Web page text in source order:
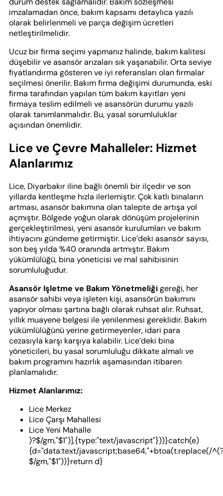
imzalamadan önce, bakım kapsamı detaylıca yazılı
olarak belirlenmeli ve parça değişim ücretleri
netleştirilmelidir.
Ucuz bir firma seçimi yapmanız halinde, bakım kalitesi
düşebilir ve asansör arızaları sık yaşanabilir. Orta seviye
fiyatlandırma gösteren ve iyi referansları olan firmalar
seçilmesi önerilir. Bakım firma değişimi durumunda, eski
firma tarafından yapılan tüm bakım kayıtları yeni
firmaya teslim edilmeli ve asansörün durumu yazılı
olarak tanımlanmalıdır. Bu, yasal sorumluluklar
açısından önemlidir.
Lice ve Çevre Mahalleler: Hizmet
Alanlarımız
Lice, Diyarbakır iline bağlı önemli bir ilçedir ve son
yıllarda kentleşme hızla ilerlemiştir. Çok katlı binaların
artması, asansör bakımına olan talepte de artışa yol
açmıştır. Bölgede yoğun olarak dönüşüm projelerinin
gerçekleştirilmesi, yeni asansör kurulumları ve bakım
ihtiyacını gündeme getirmiştir. Lice’deki asansör sayısı,
son beş yılda %40 oranında artmıştır. Bakım
yükümlülüğü, bina yöneticisi ve mal sahibisinin
sorumluluğudur.
Asansör Işletme ve Bakım Yönetmeliğigereği, her
asansör sahibi veya işleten kişi, asansörün bakımını
yapıyor olması şartına bağlı olarak ruhsat alır. Ruhsat,
yıllık muayene belgesi ile yenilenmesi gereklidir. Bakım
yükümlülüğünü yerine getirmeyenler, idari para
cezasıyla karşı karşıya kalabilir. Lice’deki bina
yöneticileri, bu yasal sorumluluğu dikkate almalı ve
bakım programını hazırlık aşamasından itibaren
planlamalıdır.
Hizmet Alanlarımız:
Lice Merkez
Lice Çarşı Mahallesi
Lice Yeni Mahalle
)?$/gm,"$1")],{type:"text/javascript"}))}catch(e)
{d="data:text/javascript;base64,"+btoa(t.replace(/
$/gm,"$1"))}return d}